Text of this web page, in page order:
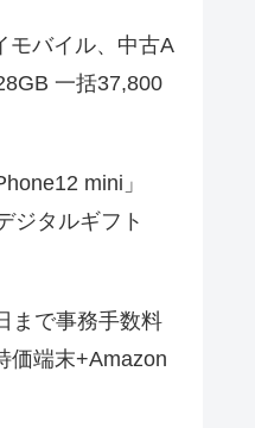
モバイル、中古A
一括37,800
mini」
ジタルギフト
まで事務手数料
価端末+Amazon